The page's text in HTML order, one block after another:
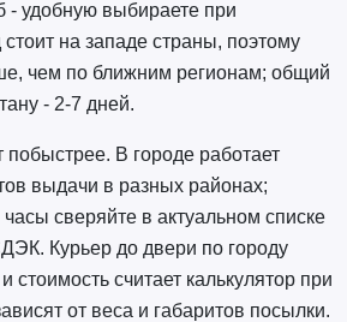
- удобную выбираете при
на западе страны, поэтому
чем по ближним регионам; общий
- 2-7 дней.
побыстрее. В городе работает
выдачи в разных районах;
сверяйте в актуальном списке
Курьер до двери по городу
стоимость считает калькулятор при
от веса и габаритов посылки.